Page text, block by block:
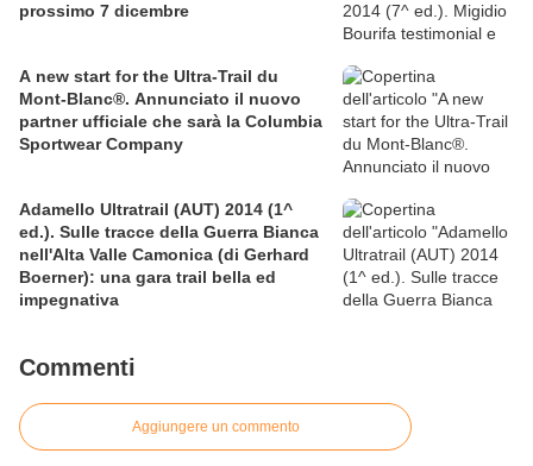
prossimo 7 dicembre
A new start for the Ultra-Trail du
Mont-Blanc®. Annunciato il nuovo
partner ufficiale che sarà la Columbia
Sportwear Company
Adamello Ultratrail (AUT) 2014 (1^
ed.). Sulle tracce della Guerra Bianca
nell'Alta Valle Camonica (di Gerhard
Boerner): una gara trail bella ed
impegnativa
Commenti
Aggiungere un commento